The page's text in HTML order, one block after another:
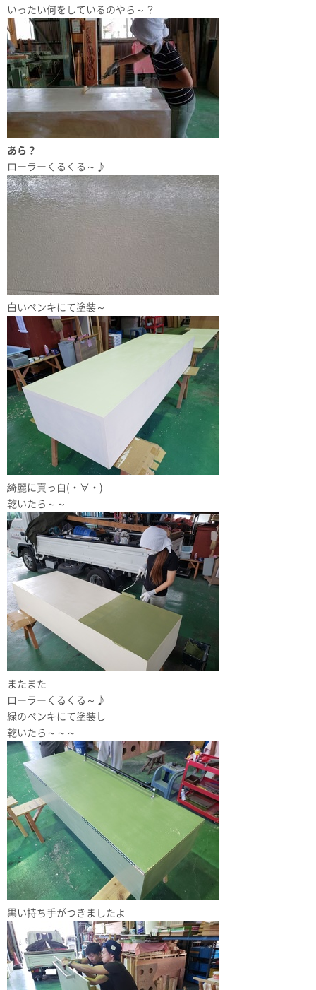
いったい何をしているのやら～？
あら？
ローラーくるくる～♪
白いペンキにて塗装～
綺麗に真っ白(・∀・)
乾いたら～～
またまた
ローラーくるくる～♪
緑のペンキにて塗装し
乾いたら～～～
黒い持ち手がつきましたよ